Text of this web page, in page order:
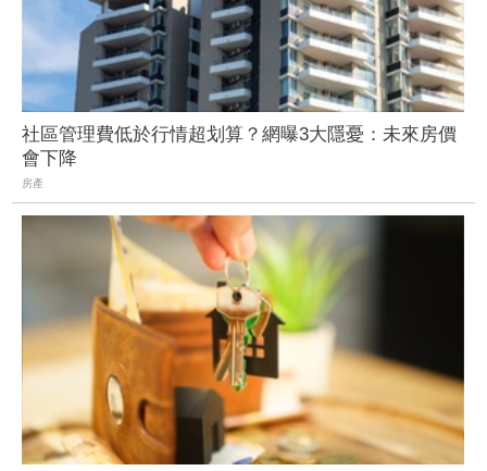
社區管理費低於行情超划算？網曝3大隱憂：未來房價
會下降
房產